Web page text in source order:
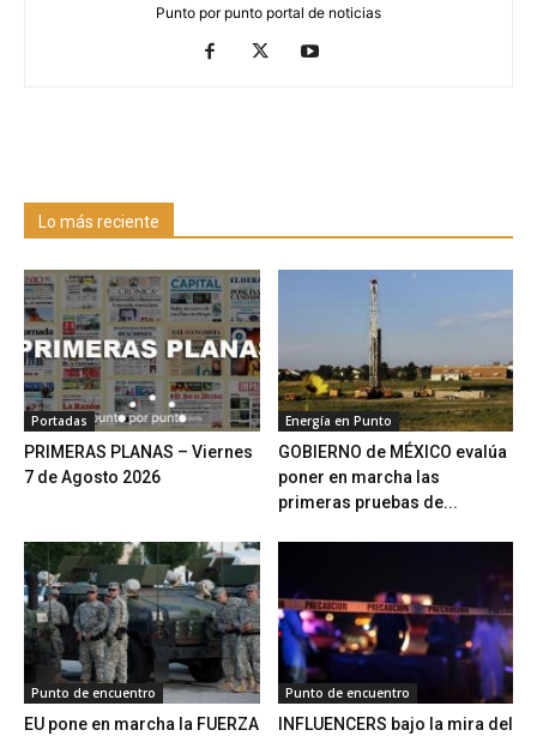
Punto por punto portal de noticias
Lo más reciente
Portadas
PRIMERAS PLANAS – Viernes
7 de Agosto 2026
Energía en Punto
GOBIERNO de MÉXICO evalúa
poner en marcha las
primeras pruebas de...
Punto de encuentro
EU pone en marcha la FUERZA
Punto de encuentro
INFLUENCERS bajo la mira del